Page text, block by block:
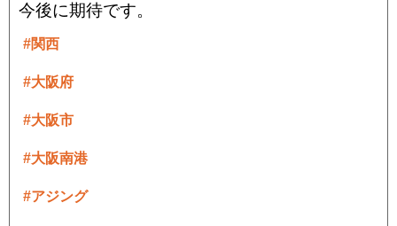
今後に期待です。
#関西
#大阪府
#大阪市
#大阪南港
#アジング